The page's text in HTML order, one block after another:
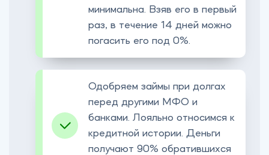
минимальна. Взяв его в первый
раз, в течение 14 дней можно
погасить его под 0%.
Одобряем займы при долгах
перед другими МФО и
банками. Лояльно относимся к
кредитной истории. Деньги
получают 90% обратившихся